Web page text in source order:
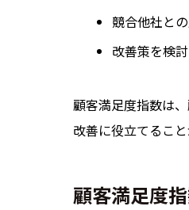
競合他社と
改善策を検討
顧客満足度指数は
改善に役立てるこ
顧客満足度